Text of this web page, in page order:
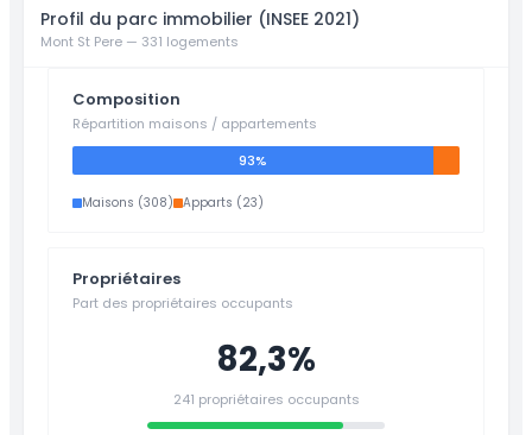
Profil du parc immobilier (INSEE 2021)
Mont St Pere — 331 logements
Composition
Répartition maisons / appartements
93%
Maisons (308) Apparts (23)
Propriétaires
Part des propriétaires occupants
82,3%
241 propriétaires occupants